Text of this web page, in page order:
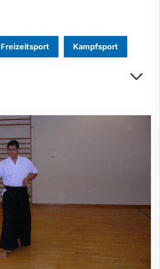
Freizeitsport Kampfsport